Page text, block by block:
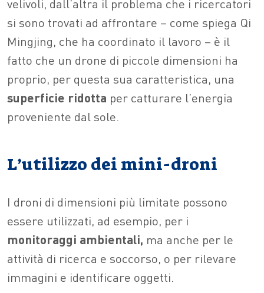
si sono trovati ad affrontare – come spiega Qi
Mingjing, che ha coordinato il lavoro – è il
fatto che un drone di piccole dimensioni ha
proprio, per questa sua caratteristica, una
superficie ridotta per catturare l’energia
proveniente dal sole.
L’utilizzo dei mini-droni
I droni di dimensioni più limitate possono
essere utilizzati, ad esempio, per i
monitoraggi ambientali, ma anche per le
attività di ricerca e soccorso, o per rilevare
immagini e identificare oggetti.